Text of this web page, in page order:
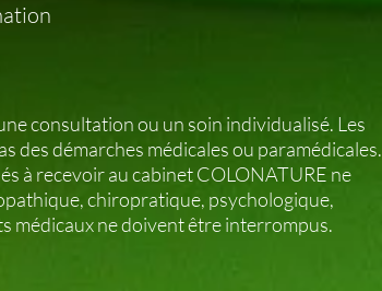
consultation ou un soin individualisé. Les
des démarches médicales ou paramédicales.
à recevoir au cabinet COLONATURE ne
chiropratique, psychologique,
médicaux ne doivent être interrompus.